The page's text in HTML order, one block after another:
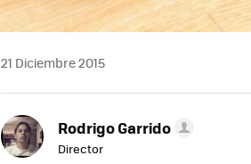
21 Diciembre 2015
Rodrigo Garrido
Director